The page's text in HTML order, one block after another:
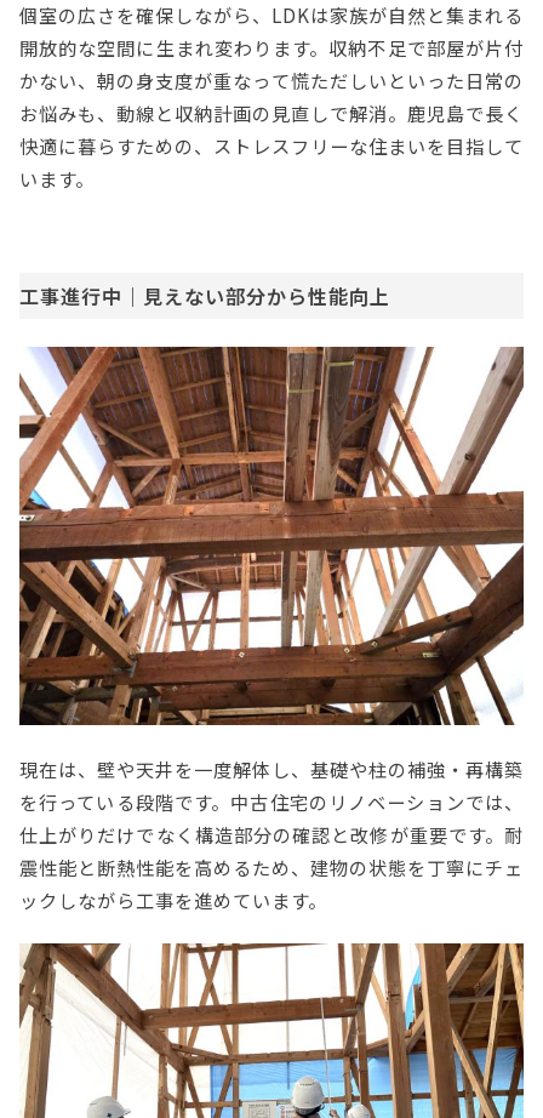
個室の広さを確保しながら、LDKは家族が自然と集まれる
開放的な空間に生まれ変わります。収納不足で部屋が片付
かない、朝の身支度が重なって慌ただしいといった日常の
お悩みも、動線と収納計画の見直しで解消。鹿児島で長く
快適に暮らすための、ストレスフリーな住まいを目指して
います。
工事進行中｜見えない部分から性能向上
現在は、壁や天井を一度解体し、基礎や柱の補強・再構築
を行っている段階です。中古住宅のリノベーションでは、
仕上がりだけでなく構造部分の確認と改修が重要です。耐
震性能と断熱性能を高めるため、建物の状態を丁寧にチェ
ックしながら工事を進めています。